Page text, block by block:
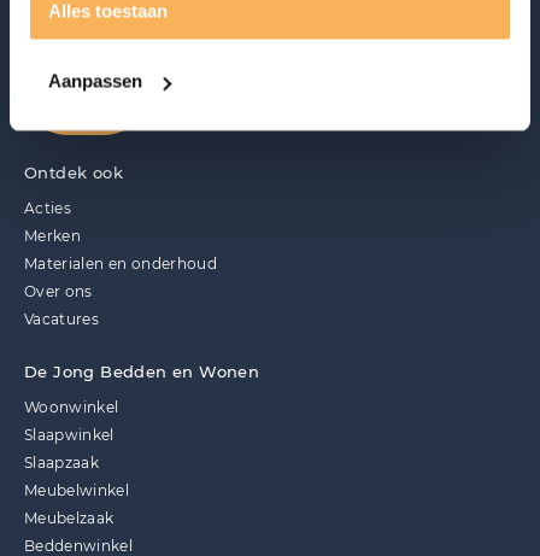
Alles toestaan
Aanpassen
Ontdek ook
Acties
Merken
Materialen en onderhoud
Over ons
Vacatures
De Jong Bedden en Wonen
Woonwinkel
Slaapwinkel
Slaapzaak
Meubelwinkel
Meubelzaak
Beddenwinkel